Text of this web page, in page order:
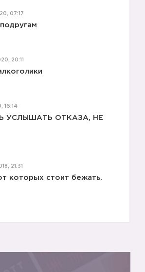
07:17
20:11
16:14
УСЛЫШАТЬ ОТКАЗА, НЕ
21:31
которых стоит бежать.